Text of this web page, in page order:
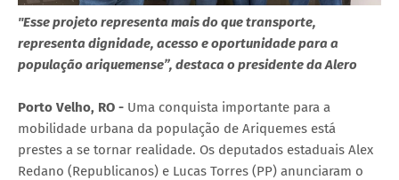
"Esse projeto representa mais do que transporte,
representa dignidade, acesso e oportunidade para a
população ariquemense”, destaca o presidente da Alero
Porto Velho, RO - Uma conquista importante para a
mobilidade urbana da população de Ariquemes está
prestes a se tornar realidade. Os deputados estaduais Alex
Redano (Republicanos) e Lucas Torres (PP) anunciaram o